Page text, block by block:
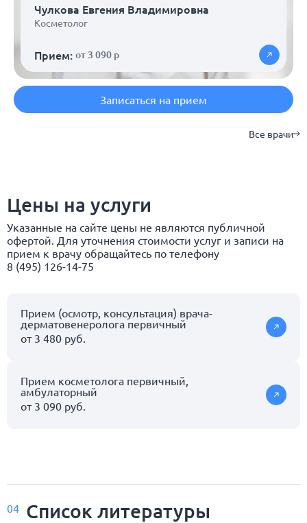
Чулкова Евгения Владимировна
Косметолог
Прием: от 3 090 р
Записаться на прием
Все врачи
Цены на услуги
Указанные на сайте цены не являются публичной
офертой. Для уточнения стоимости услуг и записи на
прием к врачу обращайтесь по телефону
8 (495) 126-14-75
Прием (осмотр, консультация) врача-
дерматовенеролога первичный
от 3 480 руб.
Прием косметолога первичный,
амбулаторный
от 3 090 руб.
04 Список литературы